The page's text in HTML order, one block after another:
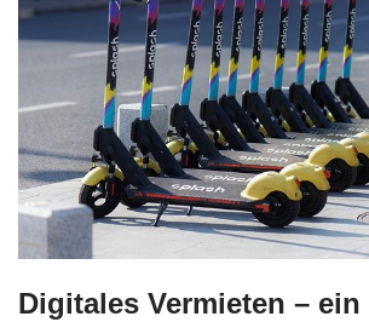
Digitales Vermieten –